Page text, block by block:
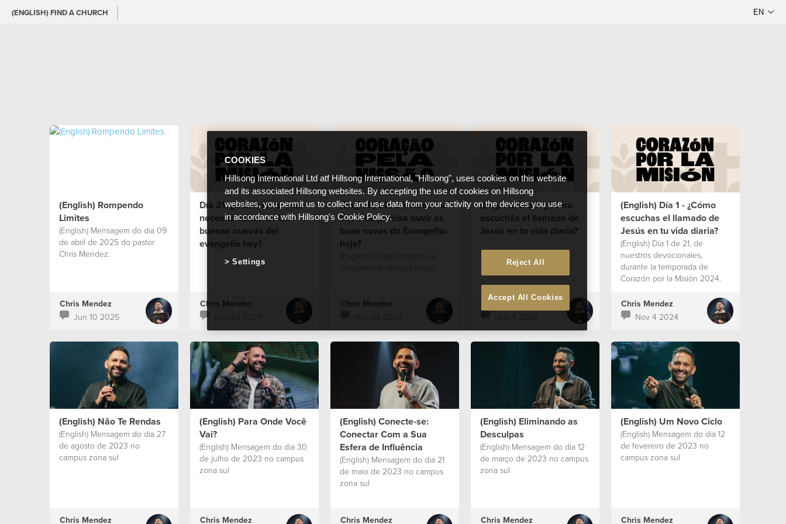
(ENGLISH) FIND A CHURCH
(English) Rompendo
Limites
(English) Mensagem do dia 09
de abril de 2025 do pastor
Chris Mendez.
Chris Mendez
Jun 10 2025
Día 21: ¿Quién en tu vida
necesita escuchar las
buenas nuevas del
evangelio hoy?
Chris Mendez
(English) Dia 21: Quem na
sua vida precisa ouvir as
boas novas do Evangelho
hoje?
Chris Mendez
(English) Día 1: ¿Cómo
escuchás el llamado de
Jesús en tu vida diaria?
Chris Mendez
(English) Día 1 - ¿Cómo
escuchas el llamado de
Jesús en tu vida diaria?
(English) Día 1 de 21, de
nuestros devocionales,
durante la temporada de
Corazón por la Misión 2024.
Chris Mendez
Nov 4 2024
(English) Não Te Rendas
(English) Mensagem do dia 27
de agosto de 2023 no
campus zona sul
Chris Mendez
(English) Para Onde Você
Vai?
(English) Mensagem do dia 30
de julho de 2023 no campus
zona sul
Chris Mendez
(English) Conecte-se:
Conectar Com a Sua
Esfera de Influência
(English) Mensagem do dia 21
de maio de 2023 no campus
zona sul
Chris Mendez
(English) Eliminando as
Desculpas
(English) Mensagem do dia 12
de março de 2023 no campus
zona sul
Chris Mendez
(English) Um Novo Ciclo
(English) Mensagem do dia 12
de fevereiro de 2023 no
campus zona sul
Chris Mendez
COOKIES
Hillsong International Ltd atf Hillsong International, "Hillsong", uses cookies on this website
and its associated Hillsong websites. By accepting the use of cookies on Hillsong
websites, you permit us to collect and use data from your activity on the devices you use
in accordance with Hillsong's Cookie Policy.
Reject All
Accept All Cookies
Settings